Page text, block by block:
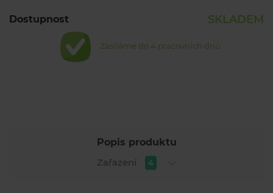
Dostupnost SKLADEM
Zasíláme do 4 pracovních dnů.
Popis produktu
Zařazení
4